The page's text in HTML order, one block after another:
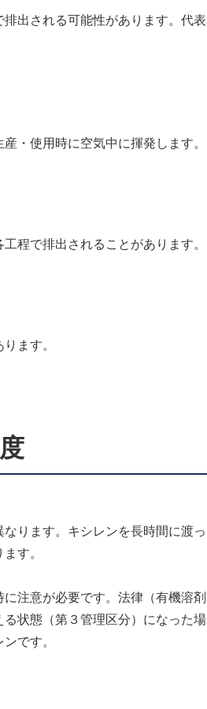
出される可能性があります。代表
・使用時に空気中に揮発します。
程で排出されることがあります。
ます。
ります。キシレンを長時間に渡っ
す。
注意が必要です。法律（有機溶剤
状態（第３管理区分）になった場
です。